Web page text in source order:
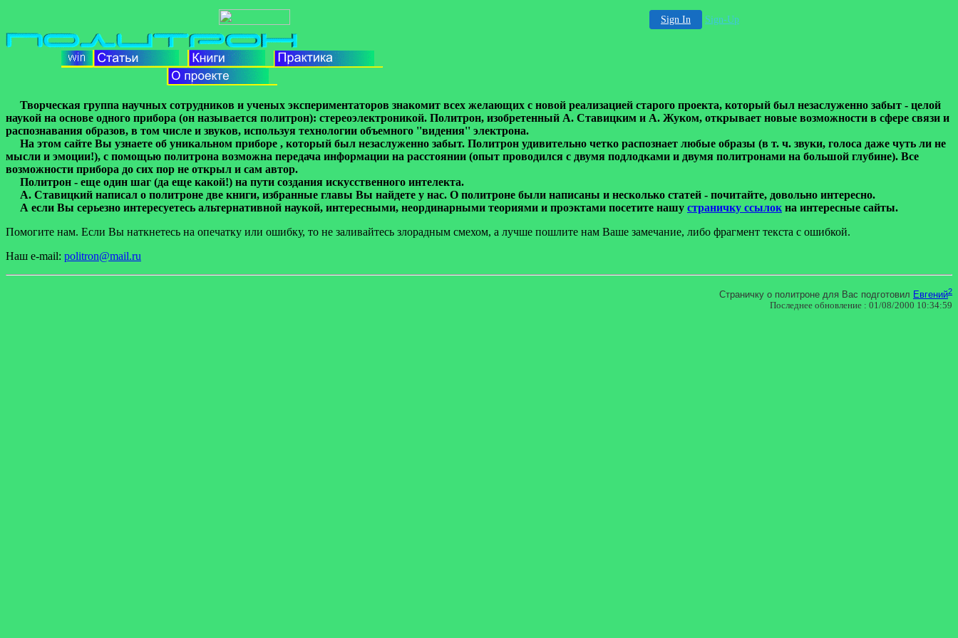
Sign In Sign-Up
Творческая группа научных сотрудников и ученых экспериментаторов знакомит всех желающих с новой реализацией старого проекта, который был незаслуженно забыт - целой
наукой на основе одного прибора (он называется политрон): стереоэлектроникой. Политрон, изобретенный А. Ставицким и А. Жуком, открывает новые возможности в сфере связи и
распознавания образов, в том числе и звуков, используя технологии объемного ''видения'' электрона.
На этом сайте Вы узнаете об уникальном приборе , который был незаслуженно забыт. Политрон удивительно четко распознает любые образы (в т. ч. звуки, голоса даже чуть ли не
мысли и эмоции!), с помощью политрона возможна передача информации на расстоянии (опыт проводился с двумя подлодками и двумя политронами на большой глубине). Все
возможности прибора до сих пор не открыл и сам автор.
Политрон - еще один шаг (да еще какой!) на пути создания искусственного интелекта.
А. Ставицкий написал о политроне две книги, избранные главы Вы найдете у нас. О политроне были написаны и несколько статей - почитайте, довольно интересно.
А если Вы серьезно интересуетесь альтернативной наукой, интересными, неординарными теориями и проэктами посетите нашу страничку ссылок на интересные сайты.
Помогите нам. Если Вы наткнетесь на опечатку или ошибку, то не заливайтесь злорадным смехом, а лучше пошлите нам Ваше замечание, либо фрагмент текста с ошибкой.
Наш e-mail: politron@mail.ru
Страничку о политроне для Вас подготовил Евгений2
Последнее обновление : 01/08/2000 10:34:59